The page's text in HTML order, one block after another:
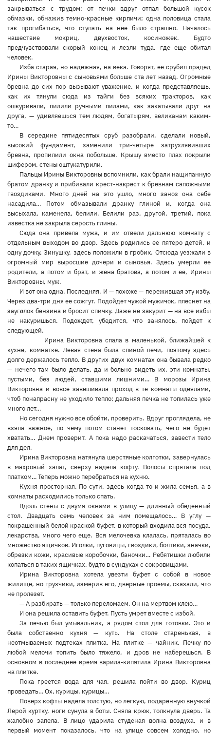
закрываться с трудом; от печки вдруг отпал большой кусок
обмазки, обнажив темно-красные кирпичи; одна половица стала
так прогибаться, что ступать на нее было страшно. Началось
нашествие мокриц, двухвосток, косиножек. Будто
предчувствовали скорый конец и лезли туда, где еще обитал
человек.
Изба старая, но надежная, на века. Говорят, ее срубил прадед
Ирины Викторовны с сыновьями больше ста лет назад. Огромные
бревна до сих пор вызывают уважение, и когда представляешь,
как их тянули сюда из тайги без всяких тракторов, как
ошкуривали, пилили ручными пилами, как закатывали друг на
друга, — удивляешься тем людям, богатырям, великанам каким-
то…
В середине пятидесятых сруб разобрали, сделали новый,
высокий фундамент, заменили три-четыре затрухлявивших
бревна, пропилили окна побольше. Крышу вместо плах покрыли
шифером, стены оштукатурили.
Пальцы Ирины Викторовны вспомнили, как брали нащипанную
братом дранку и прибивали крест-накрест к бревнам сапожными
гвоздиками. Много дней на это ушло, много заноз она себе
насадила… Потом обмазывали дранку глиной и, когда она
высыхала, каменела, белили. Белили раз, другой, третий, пока
известка не закрыла серость глины.
Сюда она привела мужа, и им отвели дальнюю комнату с
отдельным выходом во двор. Здесь родились ее пятеро детей, и
одну дочку, Зинушку, здесь положили в гробик. Отсюда уезжали в
огромный мир выросшие дочери и сыновья. Здесь умерли ее
родители, а потом и брат, и жена братова, а потом и ее, Ирины
Викторовны, муж.
И вот она одна. Последняя. И — похоже — пережившая эту избу.
Через два-три дня ее сожгут. Подойдет чужой мужичок, плеснет на
зауголок бензина и бросит спичку. Даже не закурит — на все избы
не накуришься. Подождет, убедится, что занялось, пойдет к
следующей.
Ирина Викторовна спала в маленькой, ближайшей к
кухне, комнатке. Левая стена была спиной печи, поэтому здесь
долго держалось тепло. В других двух комнатах она бывала редко
— нечего там было делать, да и больно видеть их, эти комнаты,
пустыми, без людей, ставшими лишними… В морозы Ирина
Викторовна и вовсе завешивала проход в те комнаты одеялами,
чтоб понапрасну не уходило тепло; дальняя печка не топилась уже
много лет…
Но сегодня нужно все обойти, проверить. Вдруг проглядела, не
взяла важное, по чему потом станет тосковать, чего не будет
хватать… Днем проверит. А пока надо раскачаться, завести тело
для дел.
Ирина Викторовна натянула шерстяные колготки, завернулась
в махровый халат, сверху надела кофту. Волосы спрятала под
платком… Теперь можно перебраться на кухню.
Кухня просторная. По сути, здесь когда-то и жила семья, а в
комнаты расходились только спать.
Вдоль стены с двумя окнами в улицу — длинный обеденный
стол. Двадцать семь человек за ним помещалось… В углу —
покрашенный белой краской буфет, в который входила вся посуда,
лекарства, много чего еще. Вся мелочевка клалась, пряталась во
множество ящичков. Иголки, пуговицы, гвоздики, болтики, значки,
обрезки кожи, красивые коробочки, баночки… Ребятишки любили
копаться в таких ящичках, будто в сундуках с сокровищами.
Ирина Викторовна хотела увезти буфет с собой в новое
жилище, но грузчики, измерив его, дверные проемы, сказали, что
не пролезет.
— А разбирать — только переломаем. Он на мертвом клею…
И она решила оставить буфет. Пусть умрет вместе с избой.
За печью был умывальник, а рядом стол для готовки. Это и
была собственно кухня — куть. На столе старенькая, в
неотмываемых подтеках плитка. На плитке — чайник. Печку по
любой мелочи топить было тяжело, и дров не наберешься. В
основном в последнее время варила-кипятила Ирина Викторовна
на плитке.
Пока греется вода для чая, решила пойти во двор. Куриц
проведать… Ох, курицы, курицы…
Поверх кофты надела толстую, но легкую, подаренную внучкой
Лерой куртку, ноги сунула в боты. Сняла крюк, толкнула дверь. Та
жалобно запела. В лицо ударила студеная волна воздуха, и в
первый момент показалось, что на улице совсем холодно, но